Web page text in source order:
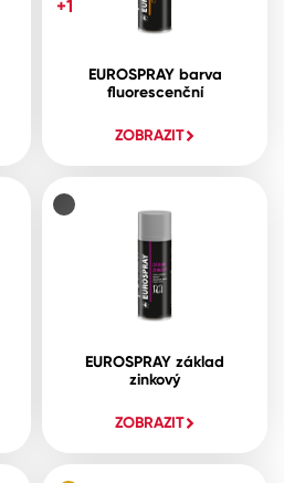
EUROSPRAY barva
fluorescenční
ZOBRAZIT
+1
EUROSPRAY základ
zinkový
ZOBRAZIT